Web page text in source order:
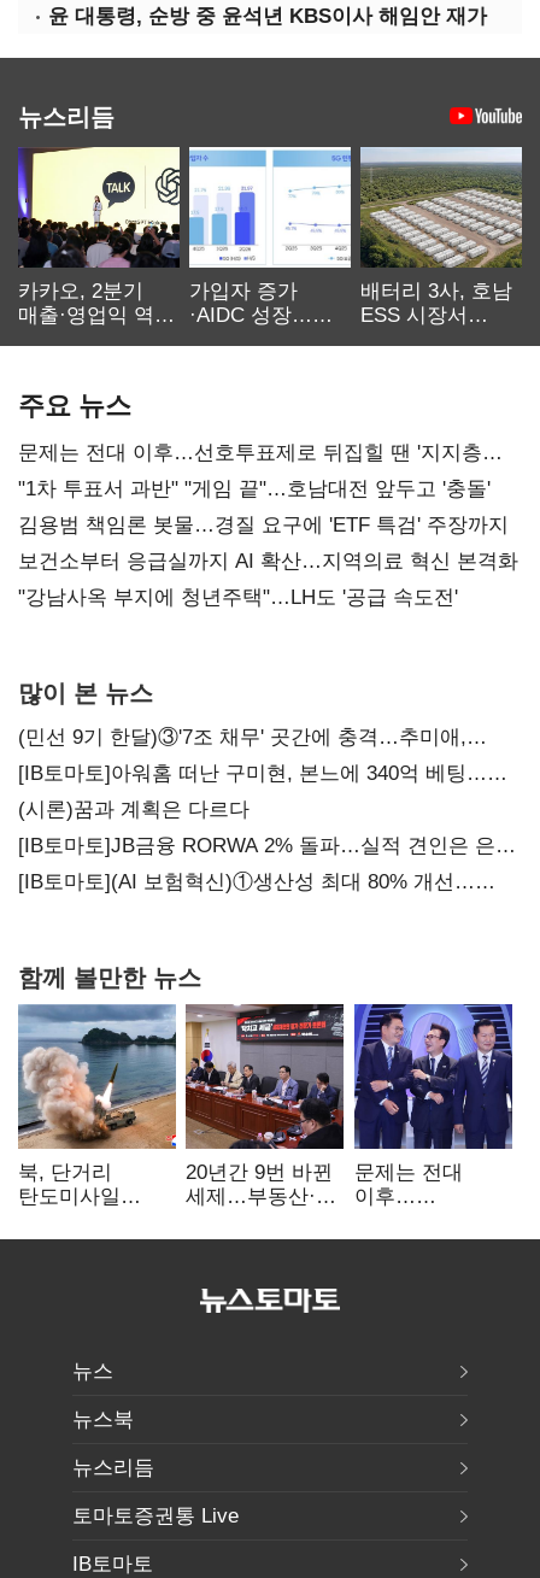
윤 대통령, 순방 중 윤석년 KBS이사 해임안 재가
뉴스리듬
카카오, 2분기
매출·영업익 역대
가입자 증가
·AIDC 성장…
배터리 3사, 호남
ESS 시장서
주요 뉴스
문제는 전대 이후…선호투표제로 뒤집힐 땐 '지지층
불복'
"1차 투표서 과반" "게임 끝"…호남대전 앞두고 '충돌'
김용범 책임론 봇물…경질 요구에 'ETF 특검' 주장까지
보건소부터 응급실까지 AI 확산…지역의료 혁신 본격화
"강남사옥 부지에 청년주택"…LH도 '공급 속도전'
많이 본 뉴스
(민선 9기 한달)③'7조 채무' 곳간에 충격…추미애,
20년만에 '비상재정' 선언 승부수
[IB토마토]아워홈 떠난 구미현, 본느에 340억 베팅…
가족 지배체제 구축
(시론)꿈과 계획은 다르다
[IB토마토]JB금융 RORWA 2% 돌파…실적 견인은 은행
아닌 캐피탈
[IB토마토](AI 보험혁신)①생산성 최대 80% 개선…
함께 볼만한 뉴스
북, 단거리
탄도미사일
"즉각 중단 촉구"
20년간 9번 바뀐
세제…부동산·
건드렸다
문제는 전대
이후…
뒤집힐 땐
뉴스
뉴스북
뉴스리듬
토마토증권통 Live
IB토마토